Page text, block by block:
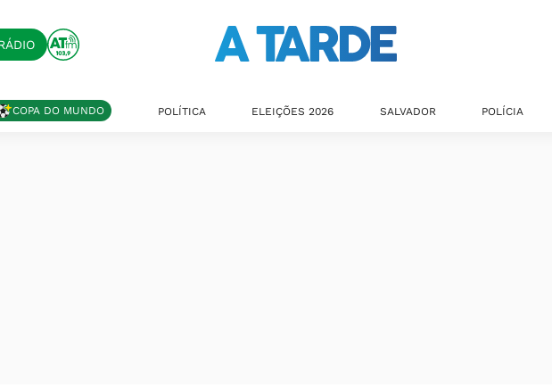
COPA DO MUNDO POLÍTICA ELEIÇÕES 2026 SALVADOR POLÍCIA